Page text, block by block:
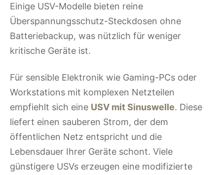
Einige USV-Modelle bieten reine
Überspannungsschutz-Steckdosen ohne
Batteriebackup, was nützlich für weniger
kritische Geräte ist.
Für sensible Elektronik wie Gaming-PCs oder
Workstations mit komplexen Netzteilen
empfiehlt sich eine USV mit Sinuswelle. Diese
liefert einen sauberen Strom, der dem
öffentlichen Netz entspricht und die
Lebensdauer Ihrer Geräte schont. Viele
günstigere USVs erzeugen eine modifizierte